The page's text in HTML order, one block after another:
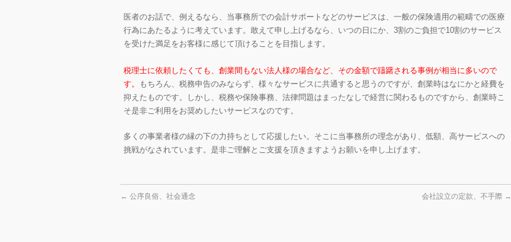
医者のお話で、例えるなら、当事務所での会計サポートなどのサービスは、一般の保険適用の範疇での医療
行為にあたるように考えています。敢えて申し上げるなら、いつの日にか、3割のご負担で10割のサービス
を受けた満足をお客様に感じて頂けることを目指します。
税理士に依頼したくても、創業間もない法人様の場合など、その金額で躊躇される事例が相当に多いので
す。
もちろん、税務申告のみならず、様々なサービスに共通すると思うのですが、創業時はなにかと経費を
抑えたものです。しかし、税務や保険事務、法律問題はまったなしで経営に関わるものですから、創業時こ
そ是非ご利用をお奨めしたいサービスなのです。
多くの事業者様の縁の下の力持ちとして応援したい。そこに当事務所の理念があり、低額、高サービスへの
挑戦がなされています。是非ご理解とご支援を頂きますようお願いを申し上げます。
← 公序良俗、社会通念 会社設立の定款、不手際 →